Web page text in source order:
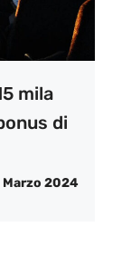
mila
di
Marzo 2024